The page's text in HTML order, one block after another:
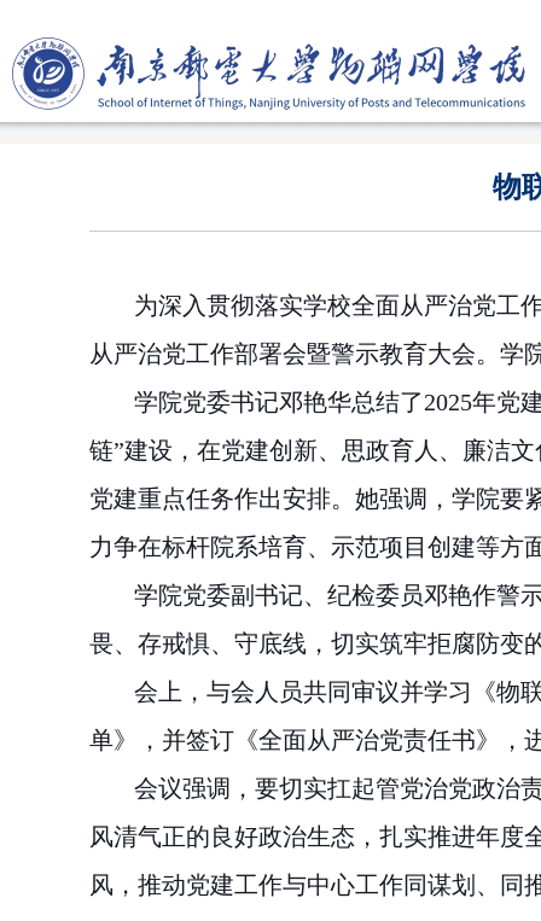
物
为深入贯彻落实学校全面从严治党工
从严治党工作部署会暨警示教育大会。学
学院党委书记邓艳华总结了2025年党
链”建设，在党建创新、思政育人、廉洁
党建重点任务作出安排。她强调，学院要
力争在标杆院系培育、示范项目创建等方
学院党委副书记、纪检委员邓艳作警
畏、存戒惧、守底线，切实筑牢拒腐防变
会上， 与会人员共同审议并学习《物
单》， 并签订《全面从严治党责任书》，
会议强调，要切实扛起管党治党政治
风清气正的良好政治生态，扎实推进年
风，推动党建工作与中心工作同谋划、同